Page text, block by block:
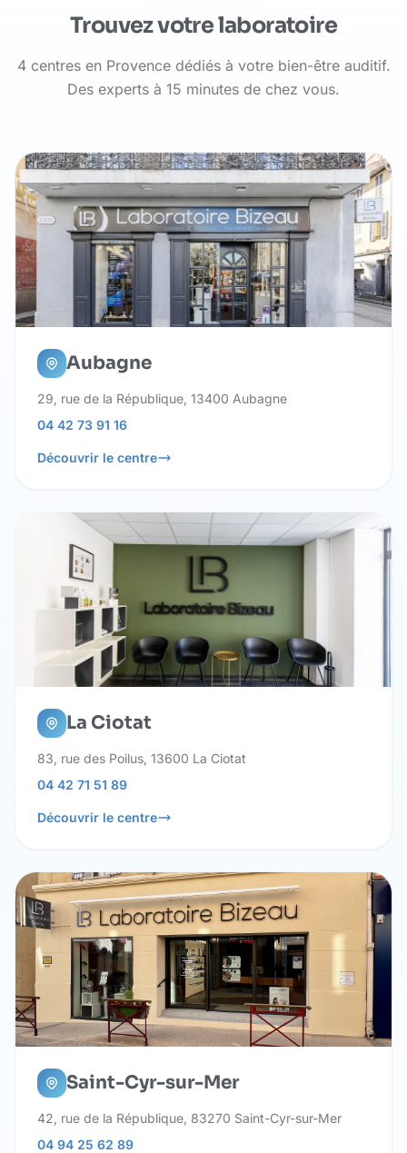
Trouvez votre laboratoire
4 centres en Provence dédiés à votre bien-être auditif.
Des experts à 15 minutes de chez vous.
Aubagne
29, rue de la République, 13400 Aubagne
04 42 73 91 16
Découvrir le centre
La Ciotat
83, rue des Poilus, 13600 La Ciotat
04 42 71 51 89
Découvrir le centre
Saint-Cyr-sur-Mer
42, rue de la République, 83270 Saint-Cyr-sur-Mer
04 94 25 62 89